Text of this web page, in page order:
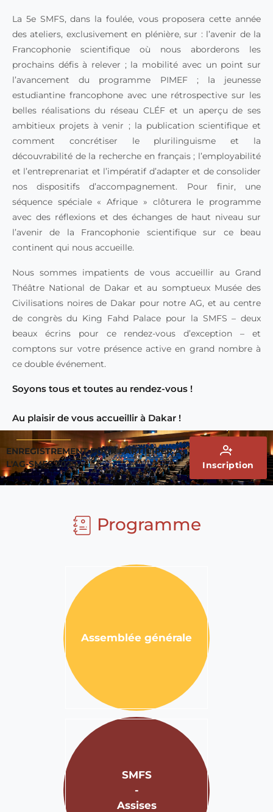
La 5e SMFS, dans la foulée, vous proposera cette année
des ateliers, exclusivement en plénière, sur : l’avenir de la
Francophonie scientifique où nous aborderons les
prochains défis à relever ; la mobilité avec un point sur
l’avancement du programme PIMEF ; la jeunesse
estudiantine francophone avec une rétrospective sur les
belles réalisations du réseau CLÉF et un aperçu de ses
ambitieux projets à venir ; la publication scientifique et
comment concrétiser le plurilinguisme et la
découvrabilité de la recherche en français ; l’employabilité
et l’entreprenariat et l’impératif d’adapter et de consolider
nos dispositifs d’accompagnement. Pour finir, une
séquence spéciale « Afrique » clôturera le programme
avec des réflexions et des échanges de haut niveau sur
l’avenir de la Francophonie scientifique sur ce beau
continent qui nous accueille.
Nous sommes impatients de vous accueillir au Grand
Théâtre National de Dakar et au somptueux Musée des
Civilisations noires de Dakar pour notre AG, et au centre
de congrès du King Fahd Palace pour la SMFS – deux
beaux écrins pour ce rendez-vous d’exception – et
comptons sur votre présence active en grand nombre à
ce double événement.
Soyons tous et toutes au rendez-vous !
Au plaisir de vous accueillir à Dakar !
ENREGISTREMENT POUR PARTICIPER À
L'AG-SMFS 2025
Inscription
Programme
Assemblée générale
SMFS
-
Assises